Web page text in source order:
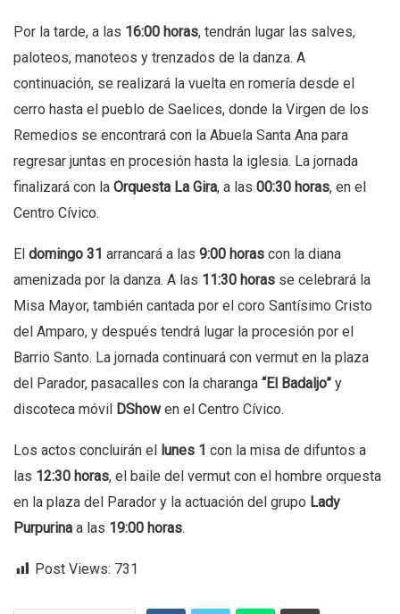
Por la tarde, a las 16:00 horas, tendrán lugar las salves,
paloteos, manoteos y trenzados de la danza. A
continuación, se realizará la vuelta en romería desde el
cerro hasta el pueblo de Saelices, donde la Virgen de los
Remedios se encontrará con la Abuela Santa Ana para
regresar juntas en procesión hasta la iglesia. La jornada
finalizará con la Orquesta La Gira, a las 00:30 horas, en el
Centro Cívico.
El domingo 31 arrancará a las 9:00 horas con la diana
amenizada por la danza. A las 11:30 horas se celebrará la
Misa Mayor, también cantada por el coro Santísimo Cristo
del Amparo, y después tendrá lugar la procesión por el
Barrio Santo. La jornada continuará con vermut en la plaza
del Parador, pasacalles con la charanga “El Badaljo” y
discoteca móvil DShowen el Centro Cívico.
Los actos concluirán el lunes 1 con la misa de difuntos a
las 12:30 horas, el baile del vermut con el hombre orquesta
en la plaza del Parador y la actuación del grupo Lady
Purpurina a las 19:00 horas.
Post Views: 731